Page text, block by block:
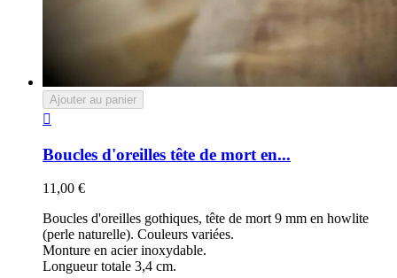
Ajouter au panier

Boucles d'oreilles tête de mort en...
11,00 €
Boucles d'oreilles gothiques, tête de mort 9 mm en howlite
(perle naturelle). Couleurs variées.
Monture en acier inoxydable.
Longueur totale 3,4 cm.